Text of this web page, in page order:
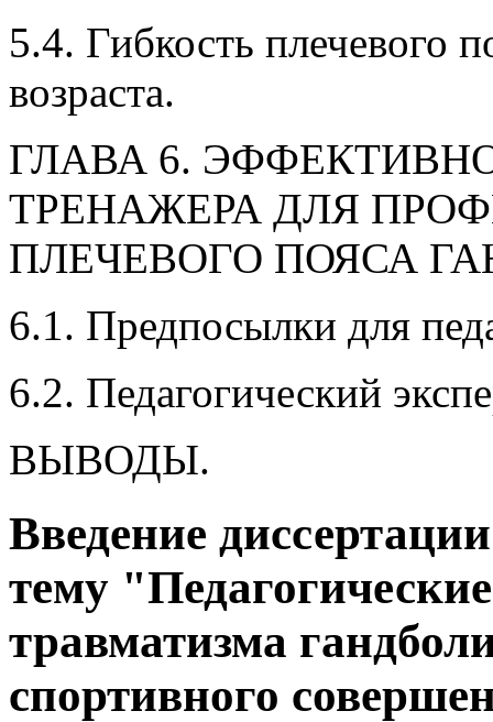
5.4. Гибкость плечевого
возраста.
ГЛАВА 6.
ТРЕНАЖЕРА ДЛЯ
ПЛЕЧЕВОГО ПОЯСА
6.1. Предпосылки для
6.2. Педагогический
ВЫВОДЫ.
Введение
тему
травматизма
спортивного